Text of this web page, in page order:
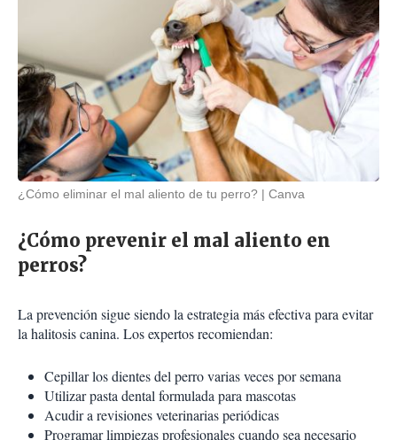
¿Cómo eliminar el mal aliento de tu perro? Canva
¿Cómo prevenir el mal aliento en
perros?
La prevención sigue siendo la estrategia más efectiva para evitar
la halitosis canina. Los expertos recomiendan:
Cepillar los dientes del perro varias veces por semana
Utilizar pasta dental formulada para mascotas
Acudir a revisiones veterinarias periódicas
Programar limpiezas profesionales cuando sea necesario